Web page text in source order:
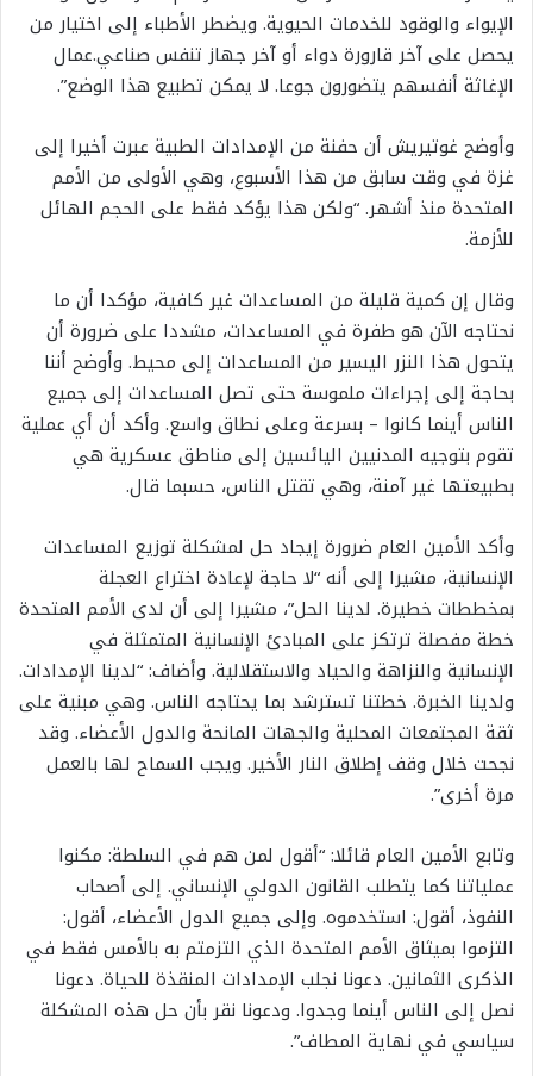
الإيواء والوقود للخدمات الحيوية. ويضطر الأطباء إلى اختيار من
يحصل على آخر قارورة دواء أو آخر جهاز تنفس صناعي.عمال
الإغاثة أنفسهم يتضورون جوعا. لا يمكن تطبيع هذا الوضع”.
وأوضح غوتيريش أن حفنة من الإمدادات الطبية عبرت أخيرا إلى
غزة في وقت سابق من هذا الأسبوع، وهي الأولى من الأمم
المتحدة منذ أشهر. “ولكن هذا يؤكد فقط على الحجم الهائل
للأزمة.
وقال إن كمية قليلة من المساعدات غير كافية، مؤكدا أن ما
نحتاجه الآن هو طفرة في المساعدات، مشددا على ضرورة أن
يتحول هذا النزر اليسير من المساعدات إلى محيط. وأوضح أننا
بحاجة إلى إجراءات ملموسة حتى تصل المساعدات إلى جميع
الناس أينما كانوا – بسرعة وعلى نطاق واسع. وأكد أن أي عملية
تقوم بتوجيه المدنيين اليائسين إلى مناطق عسكرية هي
بطبيعتها غير آمنة، وهي تقتل الناس، حسبما قال.
وأكد الأمين العام ضرورة إيجاد حل لمشكلة توزيع المساعدات
الإنسانية، مشيرا إلى أنه “لا حاجة لإعادة اختراع العجلة
بمخططات خطيرة. لدينا الحل”، مشيرا إلى أن لدى الأمم المتحدة
خطة مفصلة ترتكز على المبادئ الإنسانية المتمثلة في
الإنسانية والنزاهة والحياد والاستقلالية. وأضاف: “لدينا الإمدادات.
ولدينا الخبرة. خطتنا تسترشد بما يحتاجه الناس. وهي مبنية على
ثقة المجتمعات المحلية والجهات المانحة والدول الأعضاء. وقد
نجحت خلال وقف إطلاق النار الأخير. ويجب السماح لها بالعمل
مرة أخرى”.
وتابع الأمين العام قائلا: “أقول لمن هم في السلطة: مكنوا
عملياتنا كما يتطلب القانون الدولي الإنساني. إلى أصحاب
النفوذ، أقول: استخدموه. وإلى جميع الدول الأعضاء، أقول:
التزموا بميثاق الأمم المتحدة الذي التزمتم به بالأمس فقط في
الذكرى الثمانين. دعونا نجلب الإمدادات المنقذة للحياة. دعونا
نصل إلى الناس أينما وجدوا. ودعونا نقر بأن حل هذه المشكلة
سياسي في نهاية المطاف”.